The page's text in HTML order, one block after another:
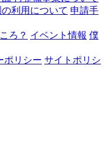
利用について 申請手
ろ？ イベント情報 僕
ポリシー サイトポリシ